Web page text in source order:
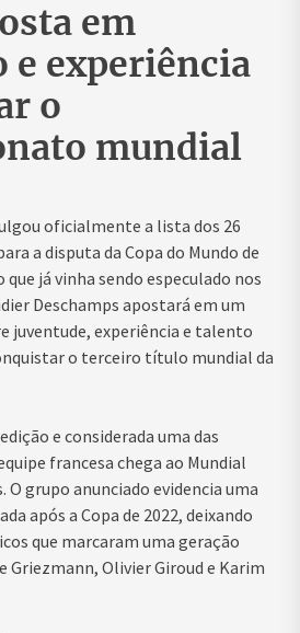
em
e experiência
o
mundial
oficialmente a lista dos 26
a disputa da Copa do Mundo de
já vinha sendo especulado nos
Deschamps apostará em um
juventude, experiência e talento
o terceiro título mundial da
e considerada uma das
francesa chega ao Mundial
O grupo anunciado evidencia uma
após a Copa de 2022, deixando
que marcaram uma geração
Olivier Giroud e Karim